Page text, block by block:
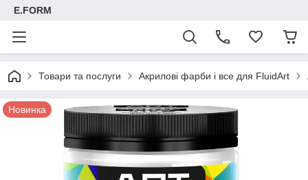
E.FORM
Товари та послуги Акрилові фарби і все для FluidArt
Новинка